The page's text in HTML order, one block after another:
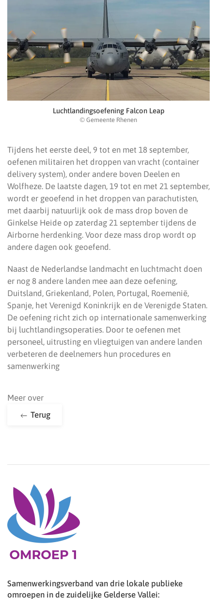
Luchtlandingsoefening Falcon Leap
© Gemeente Rhenen
Tijdens het eerste deel, 9 tot en met 18 september,
oefenen militairen het droppen van vracht (container
delivery system), onder andere boven Deelen en
Wolfheze. De laatste dagen, 19 tot en met 21 september,
wordt er geoefend in het droppen van parachutisten,
met daarbij natuurlijk ook de mass drop boven de
Ginkelse Heide op zaterdag 21 september tijdens de
Airborne herdenking. Voor deze mass drop wordt op
andere dagen ook geoefend.
Naast de Nederlandse landmacht en luchtmacht doen
er nog 8 andere landen mee aan deze oefening,
Duitsland, Griekenland, Polen, Portugal, Roemenië,
Spanje, het Verenigd Koninkrijk en de Verenigde Staten.
De oefening richt zich op internationale samenwerking
bij luchtlandingsoperaties. Door te oefenen met
personeel, uitrusting en vliegtuigen van andere landen
verbeteren de deelnemers hun procedures en
samenwerking
Meer over
Terug
Samenwerkingsverband van drie lokale publieke
omroepen in de zuidelijke Gelderse Vallei: